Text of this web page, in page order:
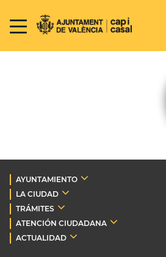
AYUNTAMIENTO
LA CIUDAD
TRÁMITES
ATENCIÓN CIUDADANA
ACTUALIDAD